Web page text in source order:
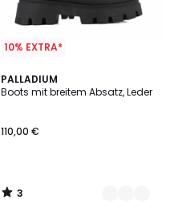
10% EXTRA*
PALLADIUM
Boots mit breitem Absatz, Leder
110,00 €
3
/
2
Farben
3
/